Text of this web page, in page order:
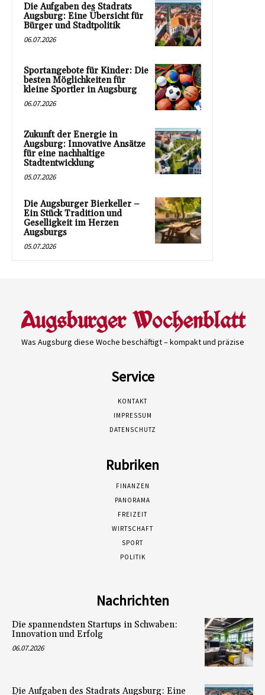
Die Aufgaben des Stadrats
Augsburg: Eine Übersicht für
Bürger und Stadtpolitik
06.07.2026
Sportangebote für Kinder: Die
besten Möglichkeiten für
kleine Sportler in Augsburg
06.07.2026
Zukunft der Energie in
Augsburg: Innovative Ansätze
für eine nachhaltige
Stadtentwicklung
05.07.2026
Die Augsburger Bierkeller –
Ein Stück Tradition und
Geselligkeit im Herzen
Augsburgs
05.07.2026
Was Augsburg diese Woche beschäftigt – kompakt und präzise
Service
KONTAKT
IMPRESSUM
DATENSCHUTZ
Rubriken
FINANZEN
PANORAMA
FREIZEIT
WIRTSCHAFT
SPORT
POLITIK
Nachrichten
Die spannendsten Startups in Schwaben:
Innovation und Erfolg
06.07.2026
Die Aufgaben des Stadrats Augsburg: Eine